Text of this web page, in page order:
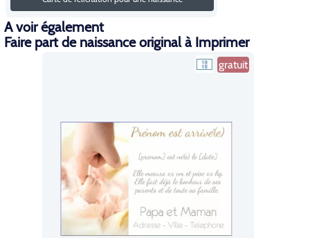
A voir également
Faire part de naissance original à Imprimer
gratuit